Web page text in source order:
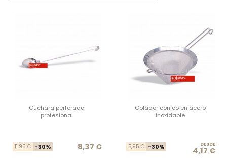
Cuchara perforada
profesional
Precio base
11,95 € -30% Precio
8,37 €
Colador cónico en acero
inoxidable
5,95 € -30% DESDE
4,17 €